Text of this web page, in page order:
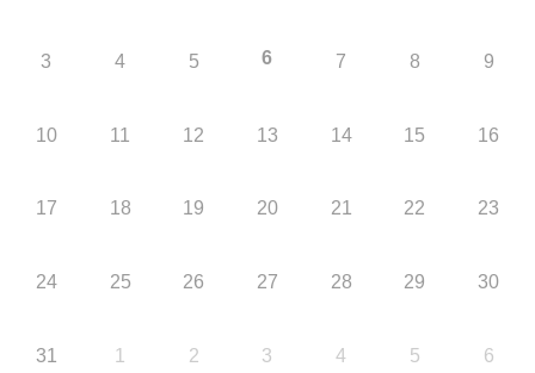
3 4 5 6 7 8 9
10 11 12 13 14 15 16
17 18 19 20 21 22 23
24 25 26 27 28 29 30
31 1 2 3 4 5 6